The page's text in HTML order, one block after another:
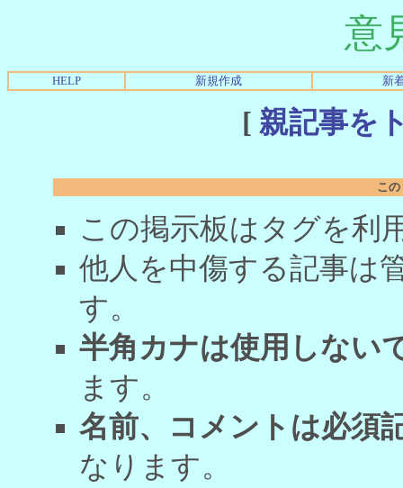
意
HELP 新規作成 新
[ 親記事を
こ
この掲示板はタグを利
他人を中傷する記事は
す。
半角カナは使用しない
ます。
名前、コメントは必須
なります。